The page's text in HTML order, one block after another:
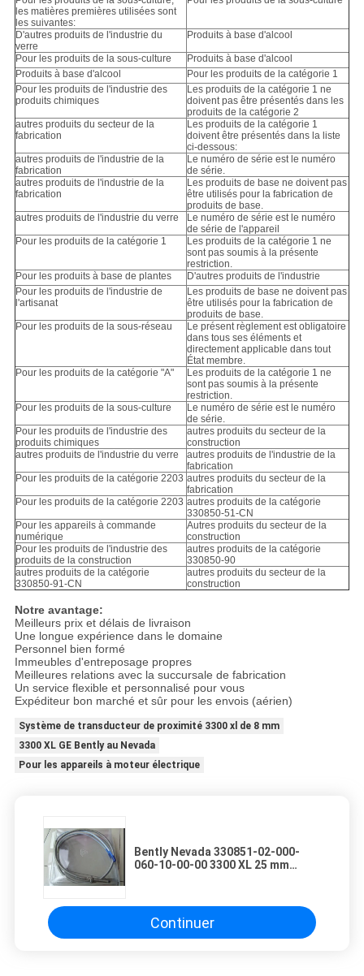
les matières premières utilisées sont
les suivantes:
D'autres produits de l'industrie du
verre
Produits à base d'alcool
Pour les produits de la sous-culture
Produits à base d'alcool
Produits à base d'alcool
Pour les produits de la catégorie 1
Pour les produits de l'industrie des
produits chimiques
Les produits de la catégorie 1 ne
doivent pas être présentés dans les
produits de la catégorie 2
autres produits du secteur de la
fabrication
Les produits de la catégorie 1
doivent être présentés dans la liste
ci-dessous:
autres produits de l'industrie de la
fabrication
Le numéro de série est le numéro
de série.
autres produits de l'industrie de la
fabrication
Les produits de base ne doivent pas
être utilisés pour la fabrication de
produits de base.
autres produits de l'industrie du verre
Le numéro de série est le numéro
de série de l'appareil
Pour les produits de la catégorie 1
Les produits de la catégorie 1 ne
sont pas soumis à la présente
restriction.
Pour les produits à base de plantes
D'autres produits de l'industrie
Pour les produits de l'industrie de
l'artisanat
Les produits de base ne doivent pas
être utilisés pour la fabrication de
produits de base.
Pour les produits de la sous-réseau
Le présent règlement est obligatoire
dans tous ses éléments et
directement applicable dans tout
État membre.
Pour les produits de la catégorie "A"
Les produits de la catégorie 1 ne
sont pas soumis à la présente
restriction.
Pour les produits de la sous-culture
Le numéro de série est le numéro
de série.
Pour les produits de l'industrie des
produits chimiques
autres produits du secteur de la
construction
autres produits de l'industrie du verre
autres produits de l'industrie de la
fabrication
Pour les produits de la catégorie 2203 autres produits du secteur de la
fabrication
Pour les produits de la catégorie 2203 autres produits de la catégorie
330850-51-CN
Pour les appareils à commande
numérique
Autres produits du secteur de la
construction
Pour les produits de l'industrie des
produits de la construction
autres produits de la catégorie
330850-90
autres produits de la catégorie
330850-91-CN
autres produits du secteur de la
construction
Notre avantage:
Meilleurs prix et délais de livraison
Une longue expérience dans le domaine
Personnel bien formé
Immeubles d'entreposage propres
Meilleures relations avec la succursale de fabrication
Un service flexible et personnalisé pour vous
Expéditeur bon marché et sûr pour les envois (aérien)
Système de transducteur de proximité 3300 xl de 8 mm
3300 XL GE Bently au Nevada
Pour les appareils à moteur électrique
Bently Nevada 330851-02-000-
060-10-00-00 3300 XL 25 mm
Continuer